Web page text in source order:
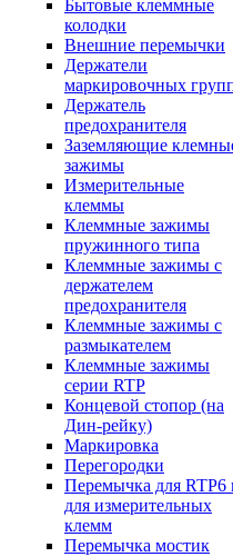
Бытовые клеммные
колодки
Внешние перемычки
Держатели
маркировочных
Держатель
предохранителя
Заземляющие
зажимы
Измерительные
клеммы
Клеммные зажимы
пружинного типа
Клеммные зажимы с
держателем
предохранителя
Клеммные зажимы с
размыкателем
Клеммные зажимы
серии RTP
Концевой стопор (на
Дин-рейку)
Маркировка
Перегородки
Перемычка для RTP6
для измерительных
клемм
Перемычка мостик